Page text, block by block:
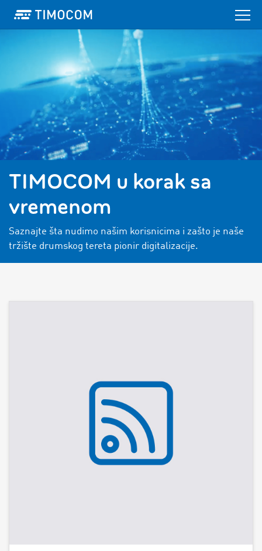
TIMOCOM u korak sa
vremenom
Saznajte šta nudimo našim korisnicima i zašto je naše
tržište drumskog tereta pionir digitalizacije.